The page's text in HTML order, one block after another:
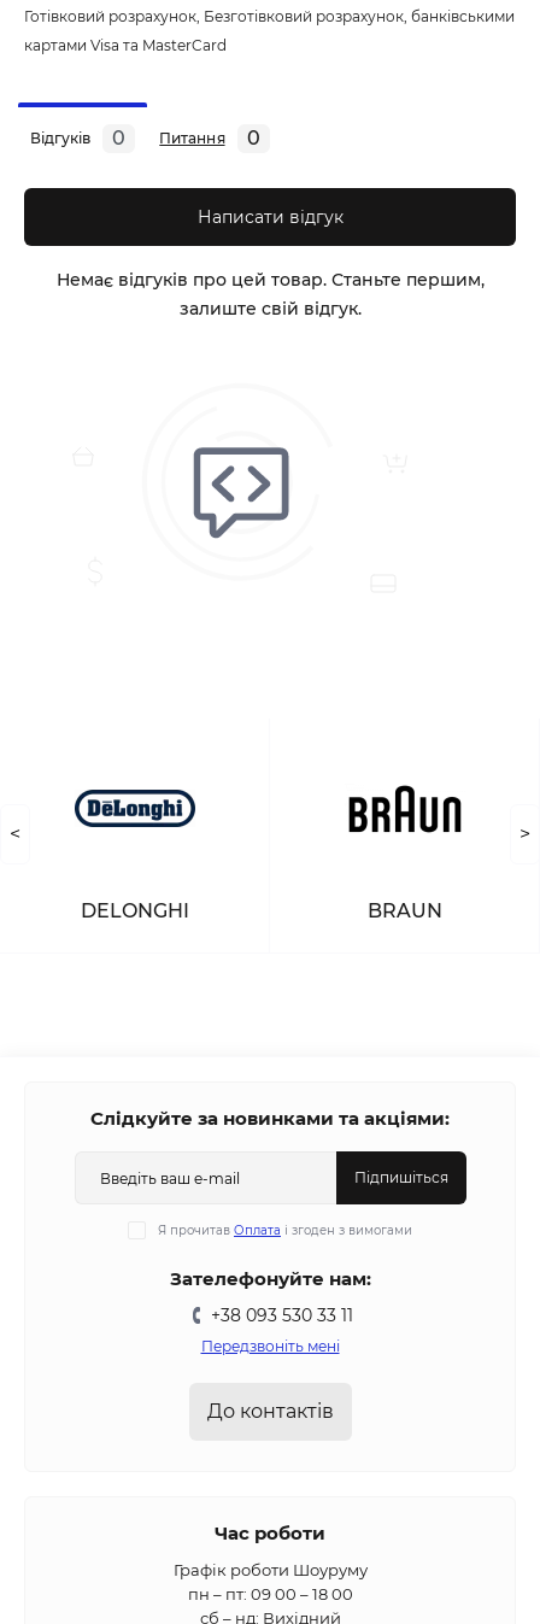
Готівковий розрахунок, Безготівковий розрахунок, банківськими
картами Visa та MasterCard
Відгуків 0 Питання 0
Написати відгук
Немає відгуків про цей товар. Станьте першим,
залиште свій відгук.
<
DELONGHI BRAUN
>
Слідкуйте за новинками та акціями:
Підпишіться
Я прочитав Оплата і згоден з вимогами
Зателефонуйте нам:
+38 093 530 33 11
Передзвоніть мені
До контактів
Час роботи
Графік роботи Шоуруму
пн – пт: 09 00 – 18 00
сб – нд: Вихідний